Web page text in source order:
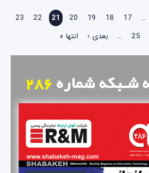
…
17
18
19
20
21
22
23
25
… بعدی › انتها »